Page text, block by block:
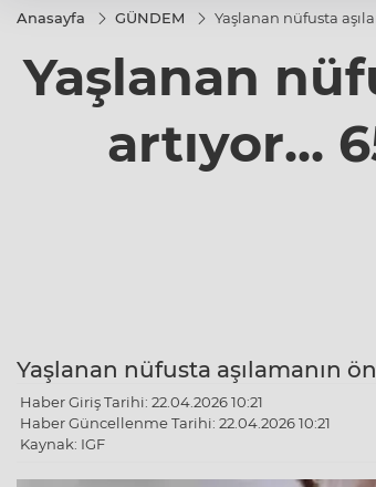
Anasayfa GÜNDEM Yaşlanan nüfusta
Yaşlanan
artıyor...
Yaşlanan nüfusta aşılamanın
Haber Giriş Tarihi: 22.04.2026 10:21
Haber Güncellenme Tarihi: 22.04.2026 10:21
Kaynak: IGF